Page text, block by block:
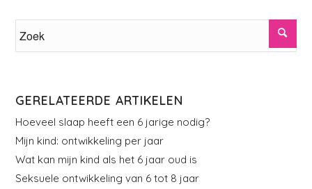
GERELATEERDE ARTIKELEN
Hoeveel slaap heeft een 6 jarige nodig?
Mijn kind: ontwikkeling per jaar
Wat kan mijn kind als het 6 jaar oud is
Seksuele ontwikkeling van 6 tot 8 jaar